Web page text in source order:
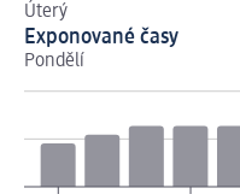
Úterý
Exponované časy
Pondělí